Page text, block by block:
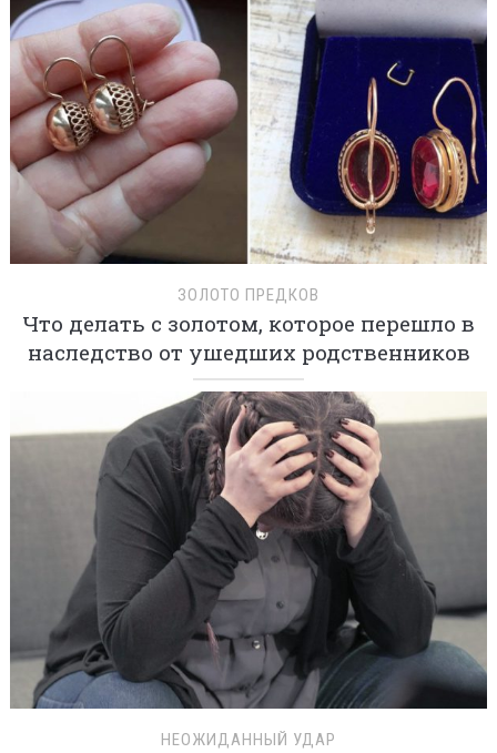
ЗОЛОТО ПРЕДКОВ
Что делать с золотом, которое перешло в
наследство от ушедших родственников
НЕОЖИДАННЫЙ УДАР